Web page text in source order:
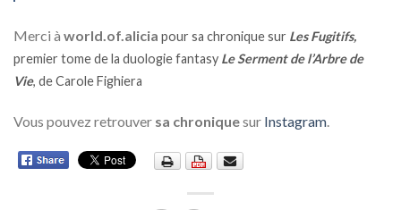
Merci à world.of.alicia pour sa chronique sur Les Fugitifs,
premier tome de la duologie fantasy Le Serment de l’Arbre de
Vie, de Carole Fighiera
Vous pouvez retrouver sa chroniquesur Instagram